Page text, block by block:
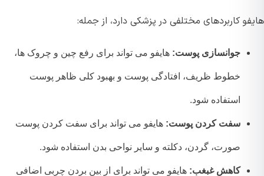
کاربردهای مختلفی در پزشکی دارد، از جمله:
جوانسازی پوست:هایفو می تواند برای رفع چین و چروک ها،
خطوط ظریف، افتادگی پوست و بهبود کلی ظاهر پوست
استفاده شود.
سفت کردن پوست:هایفو می تواند برای سفت کردن پوست
صورت، گردن، دکلته و سایر نواحی بدن استفاده شود.
کاهش غبغب:هایفو می تواند برای از بین بردن چربی اضافی